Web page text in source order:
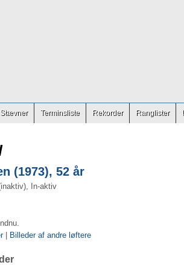
Stævner Terminsliste Rekorder Ranglister
(1973), 52 år
In-aktiv
| Billeder af andre løftere